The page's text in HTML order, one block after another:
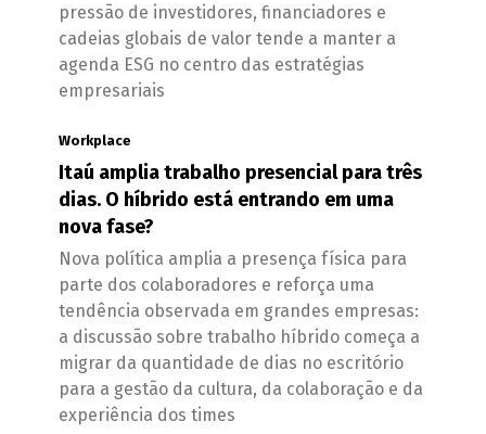
pressão de investidores, financiadores e
cadeias globais de valor tende a manter a
agenda ESG no centro das estratégias
empresariais
Workplace
Itaú amplia trabalho presencial para três
dias. O híbrido está entrando em uma
nova fase?
Nova política amplia a presença física para
parte dos colaboradores e reforça uma
tendência observada em grandes empresas:
a discussão sobre trabalho híbrido começa a
migrar da quantidade de dias no escritório
para a gestão da cultura, da colaboração e da
experiência dos times